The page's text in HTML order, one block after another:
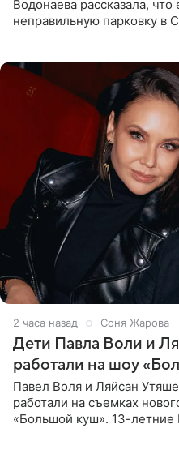
Водонаева рассказала,
неправильную парковку в
2 часа назад Соня Жарова
Дети Павла Воли и
работали на шоу
Павел Воля и Ляйсан
работали на съемках
«Большой куш». 13-летние